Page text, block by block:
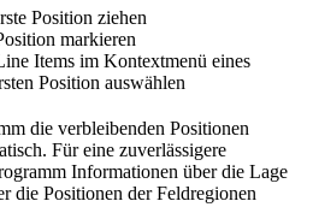
Position ziehen
markieren
Items im Kontextmenü eines
Position auswählen
die verbleibenden Positionen
Für eine zuverlässigere
Informationen über die Lage
die Positionen der Feldregionen